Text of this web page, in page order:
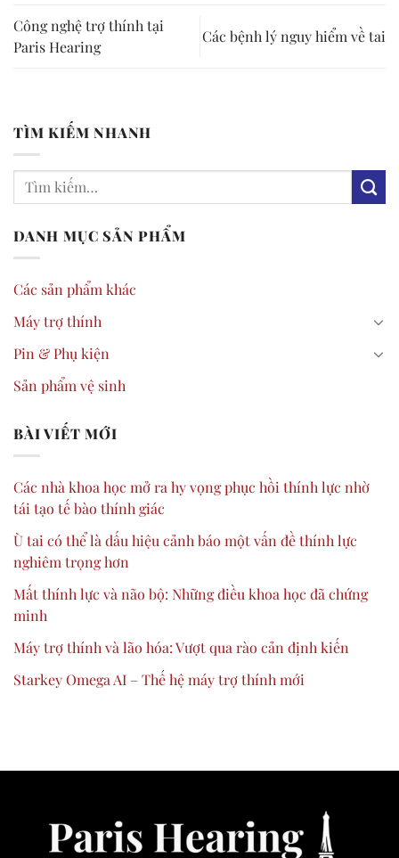
TÌM KIẾM NHANH
DANH MỤC SẢN PHẨM
Các sản phẩm khác
Máy trợ thính
Pin & Phụ kiện
Sản phẩm vệ sinh
BÀI VIẾT MỚI
Các nhà khoa học mở ra hy vọng phục hồi thính lực nhờ
tái tạo tế bào thính giác
Ù tai có thể là dấu hiệu cảnh báo một vấn đề thính lực
nghiêm trọng hơn
Mất thính lực và não bộ: Những điều khoa học đã chứng
minh
Máy trợ thính và lão hóa: Vượt qua rào cản định kiến
Starkey Omega AI – Thế hệ máy trợ thính mới
Công nghệ trợ thính tại
Paris Hearing
Các bệnh lý nguy hiểm về tai